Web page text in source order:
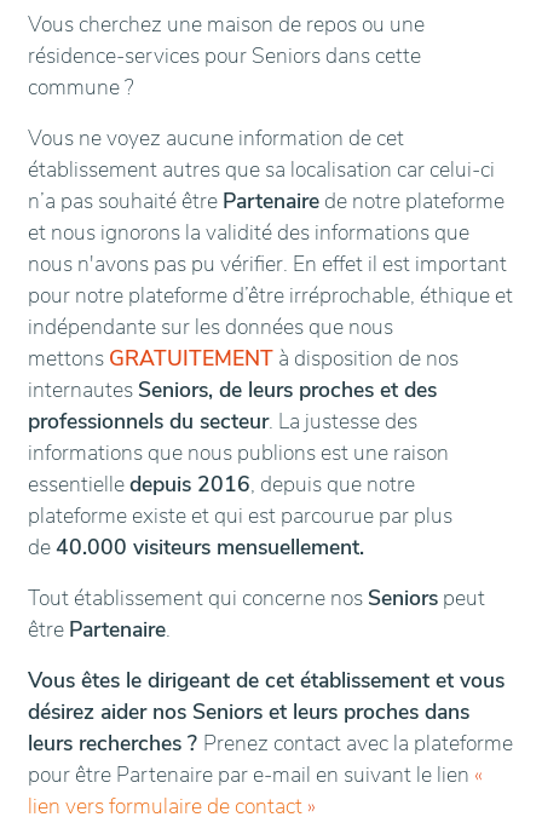
Vous cherchez une maison de repos ou une
résidence-services pour Seniors dans cette
commune ?
Vous ne voyez aucune information de cet
établissement autres que sa localisation car celui-ci
n’a pas souhaité être Partenaire de notre plateforme
et nous ignorons la validité des informations que
nous n'avons pas pu vérifier. En effet il est important
pour notre plateforme d’être irréprochable, éthique et
indépendante sur les données que nous
mettons GRATUITEMENT à disposition de nos
internautes Seniors, de leurs proches et des
professionnels du secteur. La justesse des
informations que nous publions est une raison
essentielledepuis 2016, depuis que notre
plateforme existe et qui est parcourue par plus
de40.000 visiteurs mensuellement.
Tout établissement qui concerne nos Seniors peut
être Partenaire.
Vous êtes le dirigeant de cet établissement et vous
désirez aider nos Seniors et leurs proches dans
leurs recherches ? Prenez contact avec la plateforme
pour être Partenaire par e-mail en suivant le lien «
lien vers formulaire de contact »